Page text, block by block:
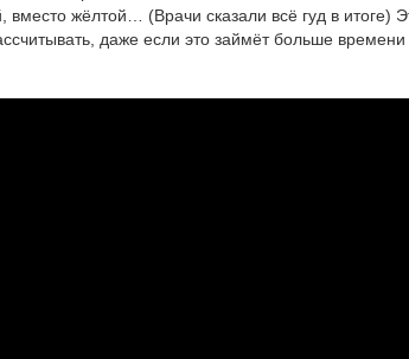
жёлтой… (Врачи сказали всё гуд в итоге)
даже если это займёт больше времени